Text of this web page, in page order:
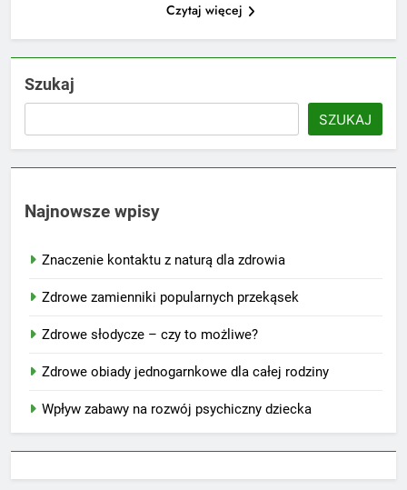
Czytaj więcej
Szukaj
SZUKAJ
Najnowsze wpisy
Znaczenie kontaktu z naturą dla zdrowia
Zdrowe zamienniki popularnych przekąsek
Zdrowe słodycze – czy to możliwe?
Zdrowe obiady jednogarnkowe dla całej rodziny
Wpływ zabawy na rozwój psychiczny dziecka